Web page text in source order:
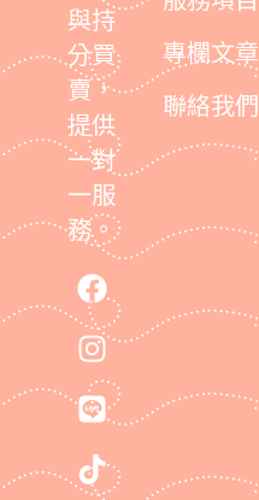
與持
分買
賣，
提供
一對
一服
務。
專欄文章
聯絡我們